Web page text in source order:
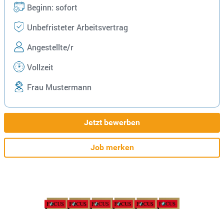
Beginn: sofort
Unbefristeter Arbeitsvertrag
Angestellte/r
Vollzeit
Frau Mustermann
Jetzt bewerben
Job merken